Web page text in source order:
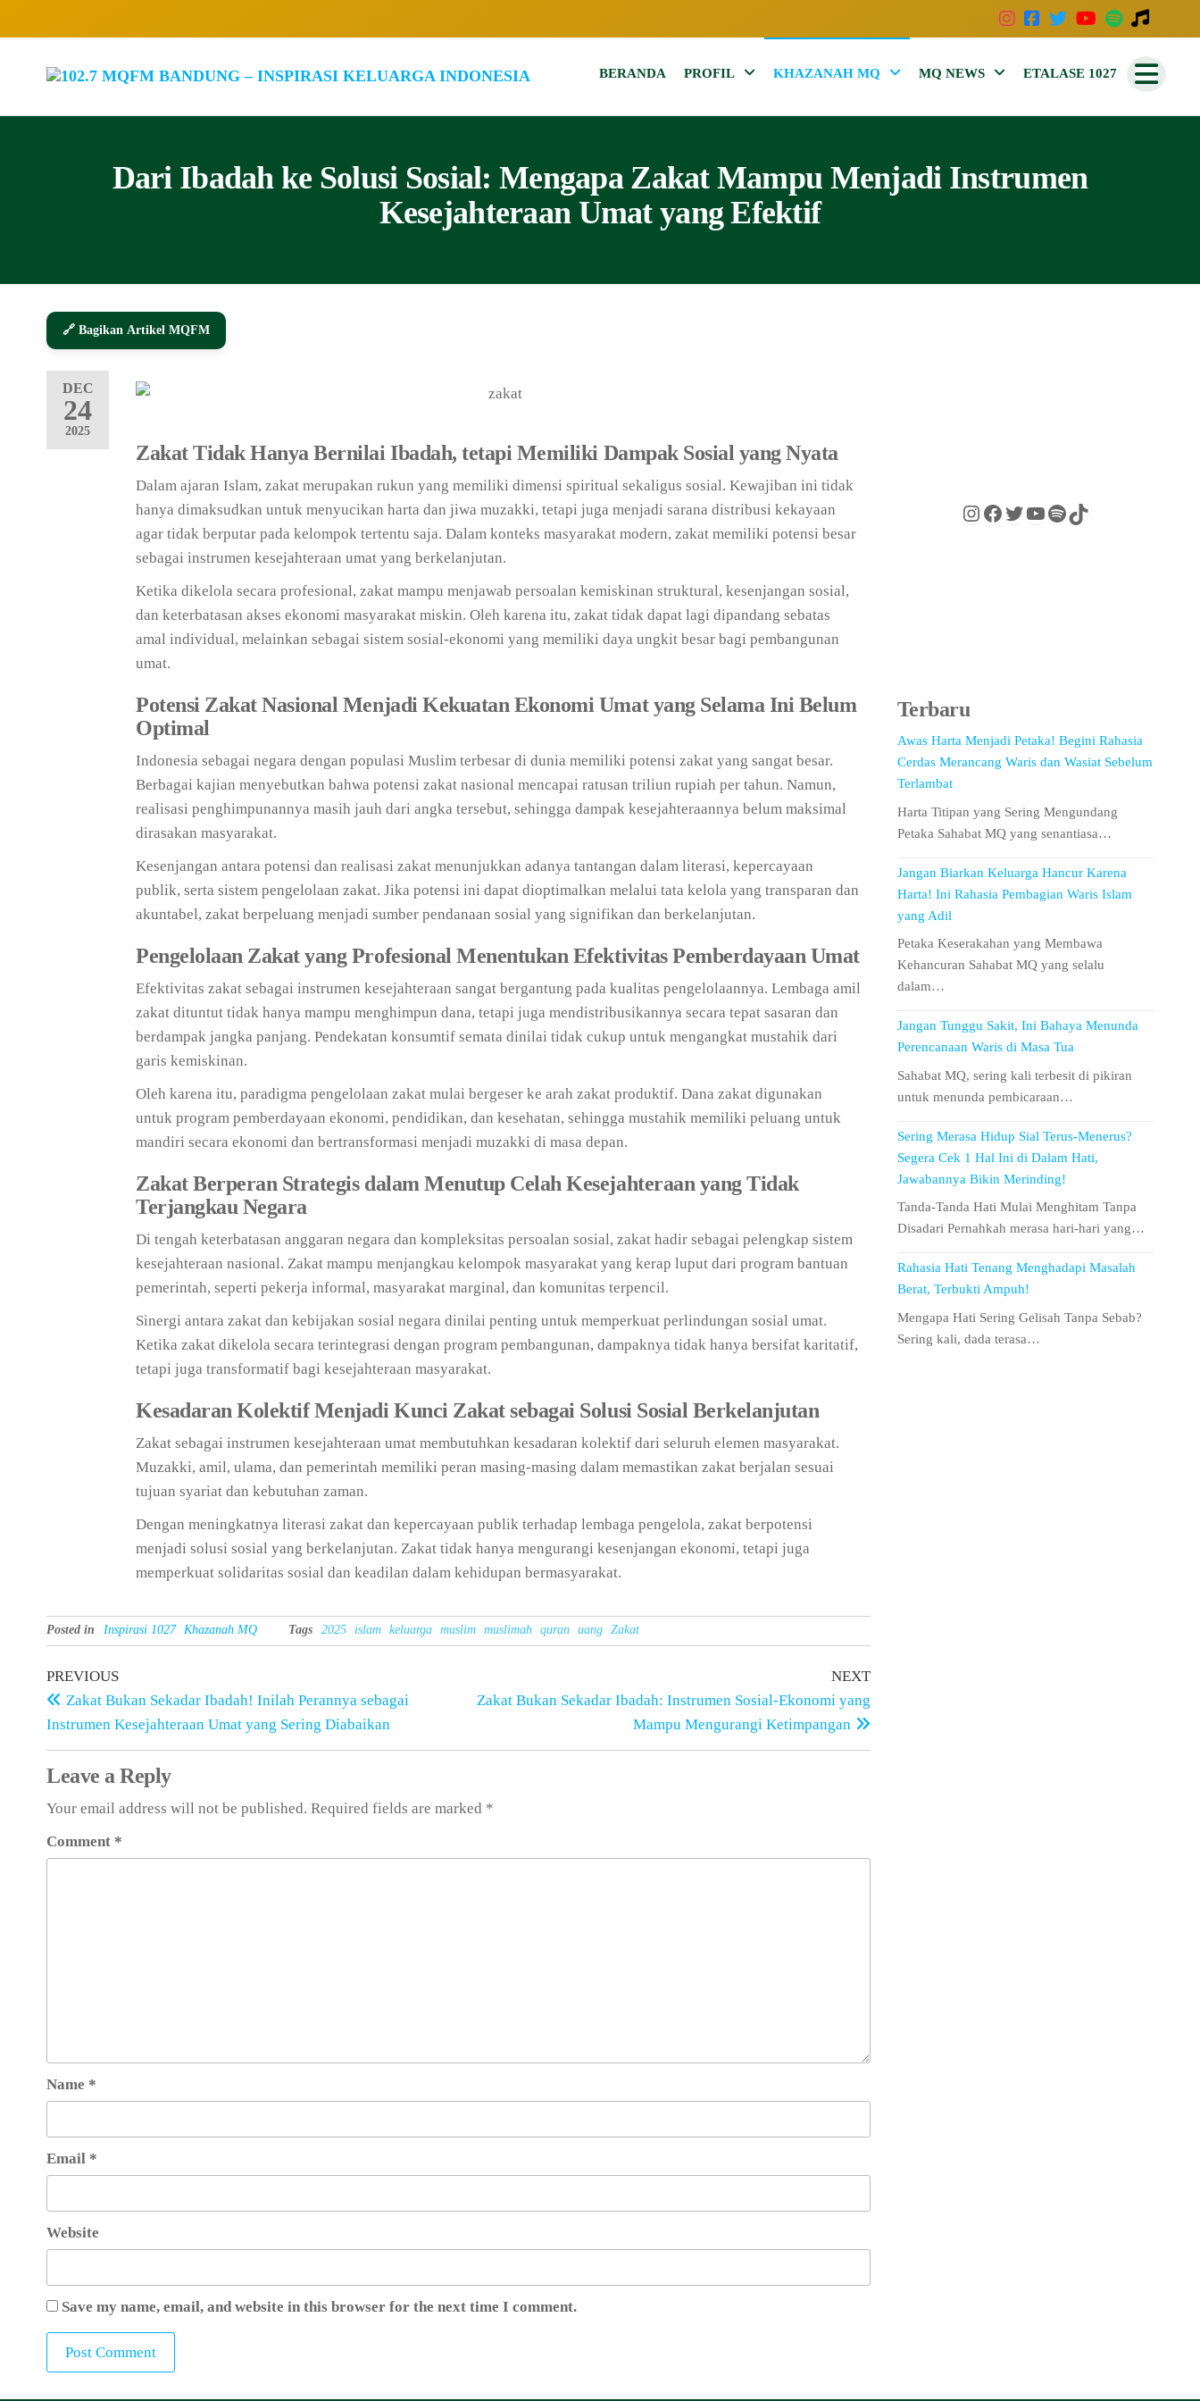
102.7
MQFM
–
Inspirasi
Keluarga
Indonesia
BERANDA PROFIL KHAZANAH MQ MQ NEWS ETALASE 1027
Dari Ibadah ke Solusi Sosial: Mengapa Zakat Mampu Menjadi Instrumen
Kesejahteraan Umat yang Efektif
🔗 Bagikan Artikel MQFM
DEC
24
2025
Zakat Tidak Hanya Bernilai Ibadah, tetapi Memiliki Dampak Sosial yang Nyata
Dalam ajaran Islam, zakat merupakan rukun yang memiliki dimensi spiritual sekaligus sosial. Kewajiban ini tidak
hanya dimaksudkan untuk menyucikan harta dan jiwa muzakki, tetapi juga menjadi sarana distribusi kekayaan
agar tidak berputar pada kelompok tertentu saja. Dalam konteks masyarakat modern, zakat memiliki potensi besar
sebagai instrumen kesejahteraan umat yang berkelanjutan.
Ketika dikelola secara profesional, zakat mampu menjawab persoalan kemiskinan struktural, kesenjangan sosial,
dan keterbatasan akses ekonomi masyarakat miskin. Oleh karena itu, zakat tidak dapat lagi dipandang sebatas
amal individual, melainkan sebagai sistem sosial-ekonomi yang memiliki daya ungkit besar bagi pembangunan
umat.
Potensi Zakat Nasional Menjadi Kekuatan Ekonomi Umat yang Selama Ini Belum
Optimal
Indonesia sebagai negara dengan populasi Muslim terbesar di dunia memiliki potensi zakat yang sangat besar.
Berbagai kajian menyebutkan bahwa potensi zakat nasional mencapai ratusan triliun rupiah per tahun. Namun,
realisasi penghimpunannya masih jauh dari angka tersebut, sehingga dampak kesejahteraannya belum maksimal
dirasakan masyarakat.
Kesenjangan antara potensi dan realisasi zakat menunjukkan adanya tantangan dalam literasi, kepercayaan
publik, serta sistem pengelolaan zakat. Jika potensi ini dapat dioptimalkan melalui tata kelola yang transparan dan
akuntabel, zakat berpeluang menjadi sumber pendanaan sosial yang signifikan dan berkelanjutan.
Pengelolaan Zakat yang Profesional Menentukan Efektivitas Pemberdayaan Umat
Efektivitas zakat sebagai instrumen kesejahteraan sangat bergantung pada kualitas pengelolaannya. Lembaga amil
zakat dituntut tidak hanya mampu menghimpun dana, tetapi juga mendistribusikannya secara tepat sasaran dan
berdampak jangka panjang. Pendekatan konsumtif semata dinilai tidak cukup untuk mengangkat mustahik dari
garis kemiskinan.
Oleh karena itu, paradigma pengelolaan zakat mulai bergeser ke arah zakat produktif. Dana zakat digunakan
untuk program pemberdayaan ekonomi, pendidikan, dan kesehatan, sehingga mustahik memiliki peluang untuk
mandiri secara ekonomi dan bertransformasi menjadi muzakki di masa depan.
Zakat Berperan Strategis dalam Menutup Celah Kesejahteraan yang Tidak
Terjangkau Negara
Di tengah keterbatasan anggaran negara dan kompleksitas persoalan sosial, zakat hadir sebagai pelengkap sistem
kesejahteraan nasional. Zakat mampu menjangkau kelompok masyarakat yang kerap luput dari program bantuan
pemerintah, seperti pekerja informal, masyarakat marginal, dan komunitas terpencil.
Sinergi antara zakat dan kebijakan sosial negara dinilai penting untuk memperkuat perlindungan sosial umat.
Ketika zakat dikelola secara terintegrasi dengan program pembangunan, dampaknya tidak hanya bersifat karitatif,
tetapi juga transformatif bagi kesejahteraan masyarakat.
Kesadaran Kolektif Menjadi Kunci Zakat sebagai Solusi Sosial Berkelanjutan
Zakat sebagai instrumen kesejahteraan umat membutuhkan kesadaran kolektif dari seluruh elemen masyarakat.
Muzakki, amil, ulama, dan pemerintah memiliki peran masing-masing dalam memastikan zakat berjalan sesuai
tujuan syariat dan kebutuhan zaman.
Dengan meningkatnya literasi zakat dan kepercayaan publik terhadap lembaga pengelola, zakat berpotensi
menjadi solusi sosial yang berkelanjutan. Zakat tidak hanya mengurangi kesenjangan ekonomi, tetapi juga
memperkuat solidaritas sosial dan keadilan dalam kehidupan bermasyarakat.
Posted in Inspirasi 1027 Khazanah MQ Tags 2025 islam keluarga muslim muslimah quran uang Zakat
PREVIOUS
Zakat Bukan Sekadar Ibadah! Inilah Perannya sebagai
Instrumen Kesejahteraan Umat yang Sering Diabaikan
NEXT
Zakat Bukan Sekadar Ibadah: Instrumen Sosial-Ekonomi yang
Mampu Mengurangi Ketimpangan
Leave a Reply
Your email address will not be published. Required fields are marked *
Comment *
Name *
Email *
Website
Save my name, email, and website in this browser for the next time I comment.
Terbaru
Awas Harta Menjadi Petaka! Begini Rahasia
Cerdas Merancang Waris dan Wasiat Sebelum
Terlambat
Harta Titipan yang Sering Mengundang
Petaka Sahabat MQ yang senantiasa…
Jangan Biarkan Keluarga Hancur Karena
Harta! Ini Rahasia Pembagian Waris Islam
yang Adil
Petaka Keserakahan yang Membawa
Kehancuran Sahabat MQ yang selalu
dalam…
Jangan Tunggu Sakit, Ini Bahaya Menunda
Perencanaan Waris di Masa Tua
Sahabat MQ, sering kali terbesit di pikiran
untuk menunda pembicaraan…
Sering Merasa Hidup Sial Terus-Menerus?
Segera Cek 1 Hal Ini di Dalam Hati,
Jawabannya Bikin Merinding!
Tanda-Tanda Hati Mulai Menghitam Tanpa
Disadari Pernahkah merasa hari-hari yang…
Rahasia Hati Tenang Menghadapi Masalah
Berat, Terbukti Ampuh!
Mengapa Hati Sering Gelisah Tanpa Sebab?
Sering kali, dada terasa…